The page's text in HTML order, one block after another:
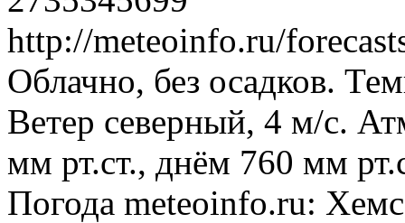
http://meteoinfo.ru/
Облачно, без осадков.
Ветер северный, 4 м/с.
мм рт.ст., днём 760 мм
Погода meteoinfo.ru: